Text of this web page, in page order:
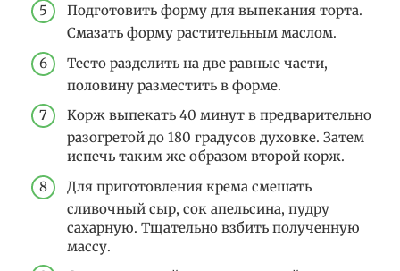
Подготовить форму для выпекания торта.
Смазать форму растительным маслом.
Тесто разделить на две равные части,
половину разместить в форме.
Корж выпекать 40 минут в предварительно
разогретой до 180 градусов духовке. Затем
испечь таким же образом второй корж.
Для приготовления крема смешать
сливочный сыр, сок апельсина, пудру
сахарную. Тщательно взбить полученную
массу.